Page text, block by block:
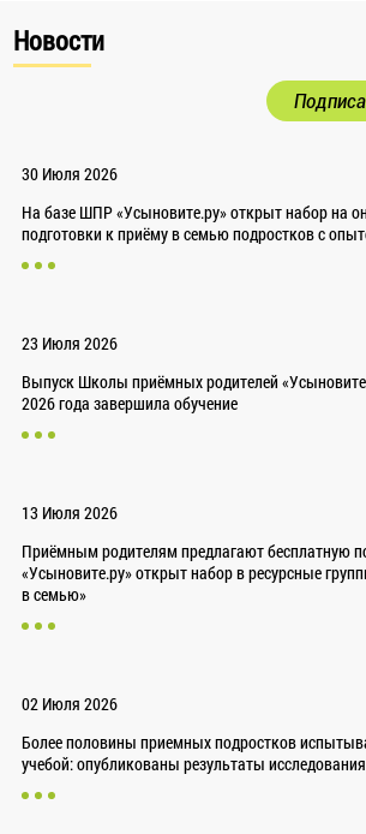
Новости
30 Июля 2026
На базе ШПР «Усыновите.ру» открыт набор на
подготовки к приёму в семью подростков с
23 Июля 2026
Выпуск Школы приёмных родителей
2026 года завершила обучение
13 Июля 2026
Приёмным родителям предлагают бесплатную
«Усыновите.ру» открыт набор в ресурсные
в семью»
02 Июля 2026
Более половины приемных подростков
учебой: опубликованы результаты исследования